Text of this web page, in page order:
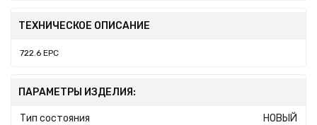
ТЕХНИЧЕСКОЕ ОПИСАНИЕ
722.6 EPC
ПАРАМЕТРЫ ИЗДЕЛИЯ:
Тип состояния НОВЫЙ